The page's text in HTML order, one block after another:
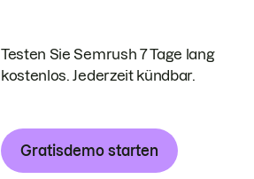
Testen Sie Semrush 7 Tage lang
kostenlos. Jederzeit kündbar.
Gratisdemo starten